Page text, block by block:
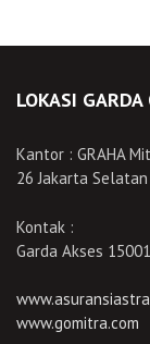
LOKASI GARDA
Kantor : GRAHA
26 Jakarta Selatan
Kontak :
Garda Akses
www.gomitra.com